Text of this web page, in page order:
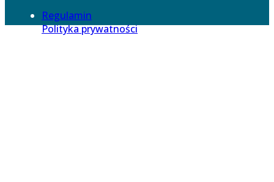
Regulamin
Polityka prywatności